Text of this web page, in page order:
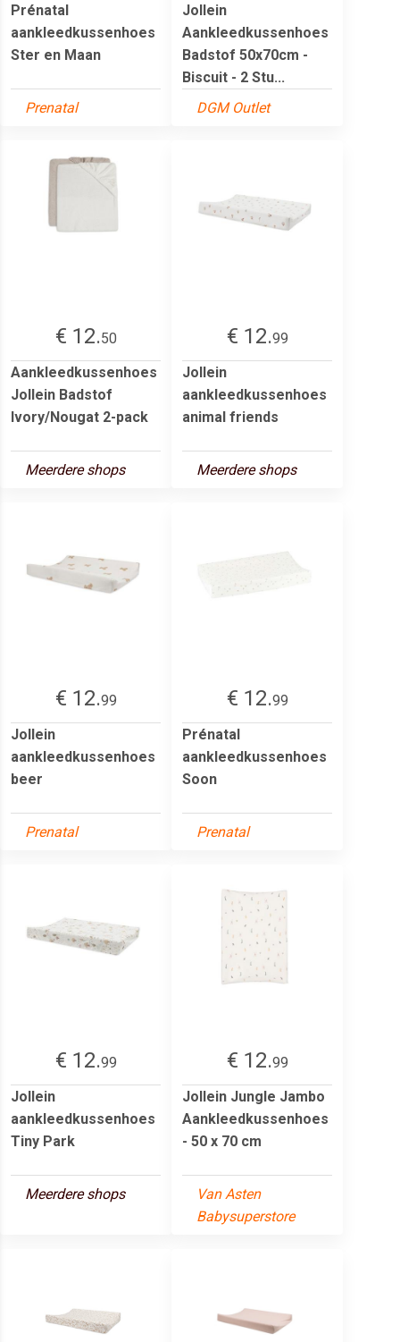
Prénatal
aankleedkussenhoes
Ster en Maan
Prenatal
Jollein
Aankleedkussenhoes
Badstof 50x70cm -
Biscuit - 2 Stu...
DGM Outlet
€ 12.50
Aankleedkussenhoes
Jollein Badstof
Ivory/Nougat 2-pack
Meerdere shops
€ 12.99
Jollein
aankleedkussenhoes
animal friends
Meerdere shops
€ 12.99
Jollein
aankleedkussenhoes
beer
Prenatal
€ 12.99
Prénatal
aankleedkussenhoes
Soon
Prenatal
€ 12.99
Jollein
aankleedkussenhoes
Tiny Park
Meerdere shops
€ 12.99
Jollein Jungle Jambo
Aankleedkussenhoes
- 50 x 70 cm
Van Asten
Babysuperstore